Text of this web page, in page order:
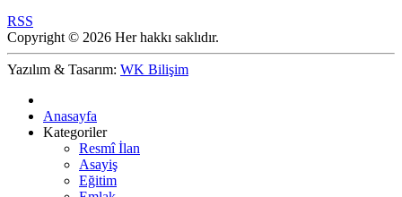
RSS
Copyright © 2026 Her hakkı saklıdır.
Yazılım & Tasarım: WK Bilişim
Anasayfa
Kategoriler
Resmî İlan
Asayiş
Eğitim